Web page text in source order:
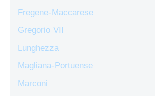
Fregene-Maccarese
Gregorio VII
Lunghezza
Magliana-Portuense
Marconi